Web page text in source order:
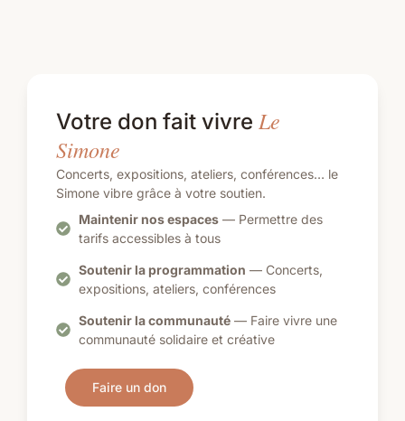
Votre don fait vivre Le
Simone
Concerts, expositions, ateliers, conférences… le
Simone vibre grâce à votre soutien.
Maintenir nos espaces — Permettre des
tarifs accessibles à tous
Soutenir la programmation — Concerts,
expositions, ateliers, conférences
Soutenir la communauté — Faire vivre une
communauté solidaire et créative
Faire un don